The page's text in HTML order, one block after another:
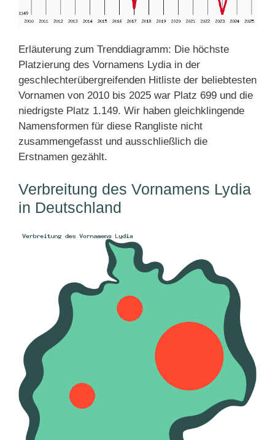
Erläuterung zum Trenddiagramm: Die höchste
Platzierung des Vornamens Lydia in der
geschlechterübergreifenden Hitliste der beliebtesten
Vornamen von 2010 bis 2025 war Platz 699 und die
niedrigste Platz 1.149. Wir haben gleichklingende
Namensformen für diese Rangliste nicht
zusammengefasst und ausschließlich die
Erstnamen gezählt.
Verbreitung des Vornamens Lydia
in Deutschland